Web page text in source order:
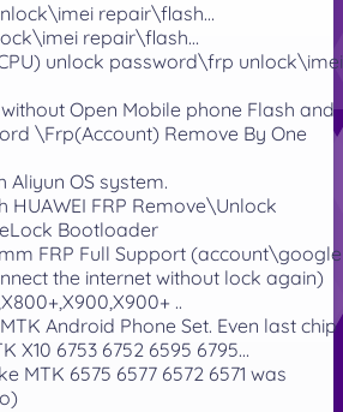
repair\flash…
repair\flash…
unlock password\frp unlock\imei
Open Mobile phone Flash and
\Frp(Account) Remove By One
Aliyun OS system.
HUAWEI FRP Remove\Unlock
Bootloader
FRP Full Support (account\google
the internet without lock again)
..
Android Phone Set. Even last chip
X10 6753 6752 6595 6795…
MTK 6575 6577 6572 6571 was